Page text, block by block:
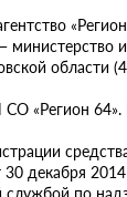
министерство
области
«Регион 64».
декабря 2014
по